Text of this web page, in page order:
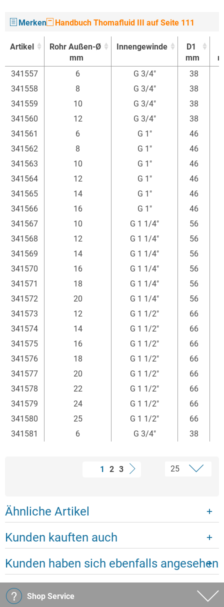
Merken Handbuch Thomafluid III auf Seite 111
Artikel
Rohr Außen-Ø
mm
Innengewinde
D1
mm
Artikel
Rohr Außen-Ø
Innengewinde
D1
341557 6 G 3/4" 38
341558
8 G 3/4" 38
341559
10 G 3/4" 38
341560
12 G 3/4" 38
341561
6 G 1" 46
341562
8 G 1" 46
341563
10 G 1" 46
341564
12 G 1" 46
341565
14 G 1" 46
341566
16 G 1" 46
341567
10 G 1 1/4" 56
341568
12 G 1 1/4" 56
341569
14 G 1 1/4" 56
341570
16 G 1 1/4" 56
341571
18 G 1 1/4" 56
341572
20 G 1 1/4" 56
341573
12 G 1 1/2" 66
341574
14 G 1 1/2" 66
341575
16 G 1 1/2" 66
341576
18 G 1 1/2" 66
341577
20 G 1 1/2" 66
341578
22 G 1 1/2" 66
341579
24 G 1 1/2" 66
341580
25 G 1 1/2" 66
341581
6 G 3/4" 38
1 2 3
Ähnliche Artikel
Kunden kauften auch
Kunden haben sich ebenfalls angesehen
Shop Service